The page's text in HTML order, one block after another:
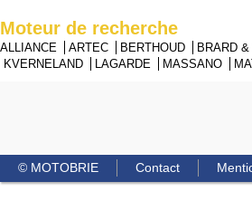
Moteur de recherche
ALLIANCE ARTEC BERTHOUD BRARD
KVERNELAND
LAGARDE MASSANO
© MOTOBRIE Contact